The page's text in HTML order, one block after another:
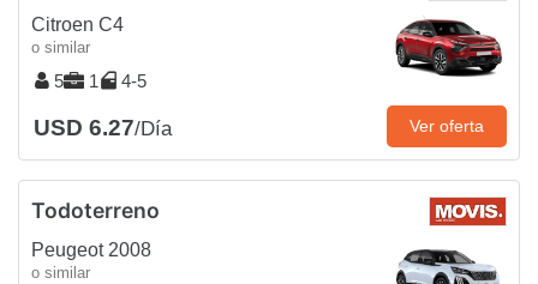
Citroen C4
o similar
5 1 4-5
USD 6.27/Día Ver oferta
Todoterreno
Peugeot 2008
o similar